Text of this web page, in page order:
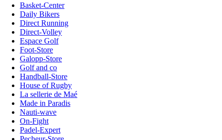
Basket-Center
Daily Bikers
Direct Running
Direct-Volley
Espace Golf
Foot-Store
Galopp-Store
Golf and co
Handball-Store
House of Rugby
La sellerie de Maé
Made in Paradis
Nauti-wave
On-Fight
Padel-Expert